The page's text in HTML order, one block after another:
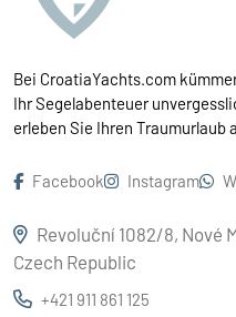
Bei CroatiaYachts.com
Ihr Segelabenteuer
erleben Sie Ihren Traumurlaub
Facebook Instagram
Revoluční 1082/8, Nové
Czech Republic
+421 911 861 125